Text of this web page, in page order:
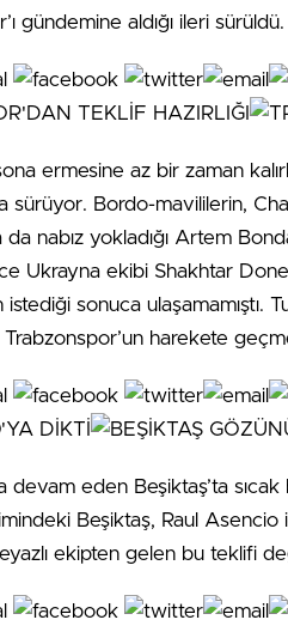
gündemine aldığı ileri sürüldü.
TEKLİF HAZIRLIĞI
ermesine az bir zaman
sürüyor. Bordo-mavililerin,
nabız yokladığı Artem
Ukrayna ekibi Shakhtar
istediği sonuca
Trabzonspor’un harekete
DİKTİ
devam eden Beşiktaş’ta
Beşiktaş, Raul
ekipten gelen bu teklifi